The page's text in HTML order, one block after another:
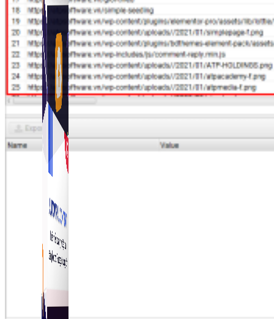
Auto Viral Content
Công cụ đặt lịch, đăng bài tự động cho hàng loạt
Fanpage.
Simple Zalo
Hỗ trợ kết bạn, gửi tin nhắn chăm sóc khách hàng trên
Zalo.